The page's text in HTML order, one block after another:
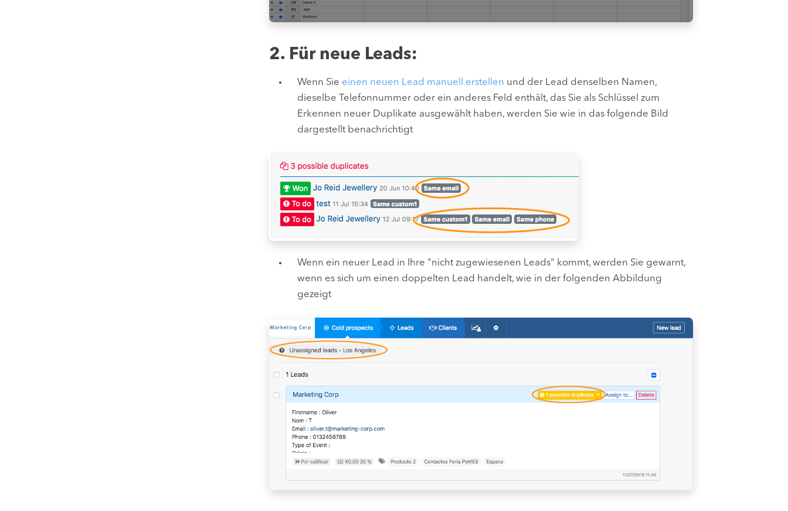
2. Für neue Leads:
Wenn Sie einen neuen Lead manuell erstellen und der Lead denselben Namen,
dieselbe Telefonnummer oder ein anderes Feld enthält, das Sie als Schlüssel zum
Erkennen neuer Duplikate ausgewählt haben, werden Sie wie in das folgende Bild
dargestellt benachrichtigt
Wenn ein neuer Lead in Ihre "nicht zugewiesenen Leads" kommt, werden Sie gewarnt,
wenn es sich um einen doppelten Lead handelt, wie in der folgenden Abbildung
gezeigt